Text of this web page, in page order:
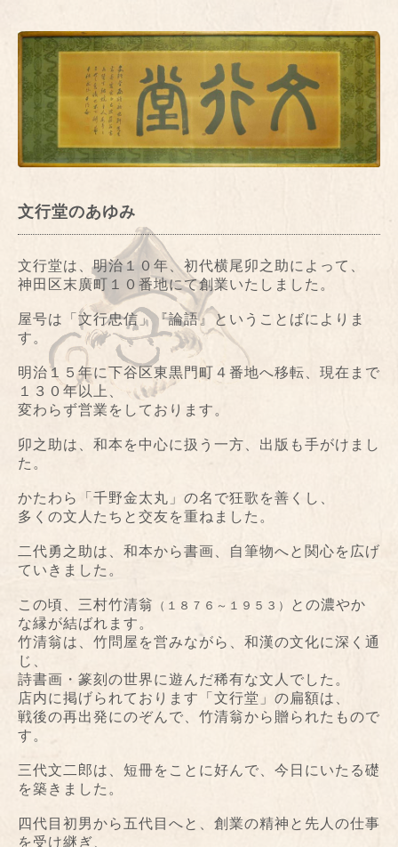
文行堂のあゆみ
文行堂は、明治１０年、初代横尾卯之助によって、
神田区末廣町１０番地にて創業いたしました。
屋号は「文行忠信」『論語』ということばによりま
す。
明治１５年に下谷区東黒門町４番地へ移転、現在まで
１３０年以上、
変わらず営業をしております。
卯之助は、和本を中心に扱う一方、出版も手がけまし
た。
かたわら「千野金太丸」の名で狂歌を善くし、
多くの文人たちと交友を重ねました。
二代勇之助は、和本から書画、自筆物へと関心を広げ
ていきました。
この頃、三村竹清翁 （１８７６～１９５３）
との濃やか
な縁が結ばれます。
竹清翁は、竹問屋を営みながら、和漢の文化に深く通
じ、
詩書画・篆刻の世界に遊んだ稀有な文人でした。
店内に掲げられております「文行堂」の扁額は、
戦後の再出発にのぞんで、竹清翁から贈られたもので
す。
三代文二郎は、短冊をことに好んで、今日にいたる礎
を築きました。
四代目初男から五代目へと、創業の精神と先人の仕事
を受け継ぎ、